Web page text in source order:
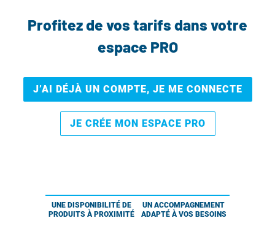
Profitez de vos tarifs dans votre
espace PRO
J’AI DÉJÀ UN COMPTE, JE ME CONNECTE
JE CRÉE MON ESPACE PRO
UNE DISPONIBILITÉ DE
PRODUITS À PROXIMITÉ
UN ACCOMPAGNEMENT
ADAPTÉ À VOS BESOINS